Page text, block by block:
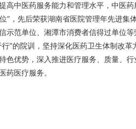
中医药服务能力和管理水平，中医药
”，先后荣获湖南省医院管理年先进集
范单位、湘潭市消费者信得过单位等
的院训，坚持深化医药卫生体制改革
色优势，深入推进医疗服务、质量、
药医疗服务。